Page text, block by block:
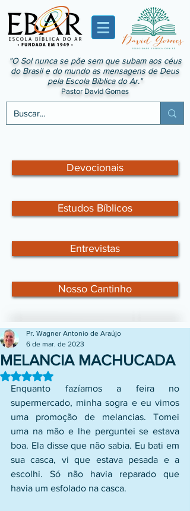
"O Sol nunca se põe sem que subam aos céus
do Brasil e do mundo as mensagens de Deus
pela Escola Bíblica do Ar."
Pastor David Gomes
Devocionais
Estudos Bíblicos
Entrevistas
Nosso Cantinho
MELANCIA MACHUCADA
Pr. Wagner Antonio de Araújo
6 de mar. de 2023
Avaliado com NaN de 5 estrelas.
Enquanto fazíamos a feira no
supermercado, minha sogra e eu vimos
uma promoção de melancias. Tomei
uma na mão e lhe perguntei se estava
boa. Ela disse que não sabia. Eu bati em
sua casca, vi que estava pesada e a
escolhi. Só não havia reparado que
havia um esfolado na casca.